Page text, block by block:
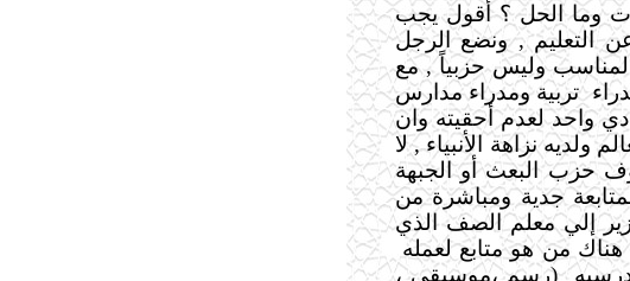
وما الحل ؟ أقول يجب
عن التعليم , ونضع الرجل
وليس حزبياً , مع
تربية ومدراء مدارس
واحد لعدم أحقيته وان
ولديه نزاهة الأنبياء , لا
حزب البعث أو الجبهة
جدية ومباشرة من
إلي معلم الصف الذي
من هو متابع لعمله
(رسم ،موسيقى ،